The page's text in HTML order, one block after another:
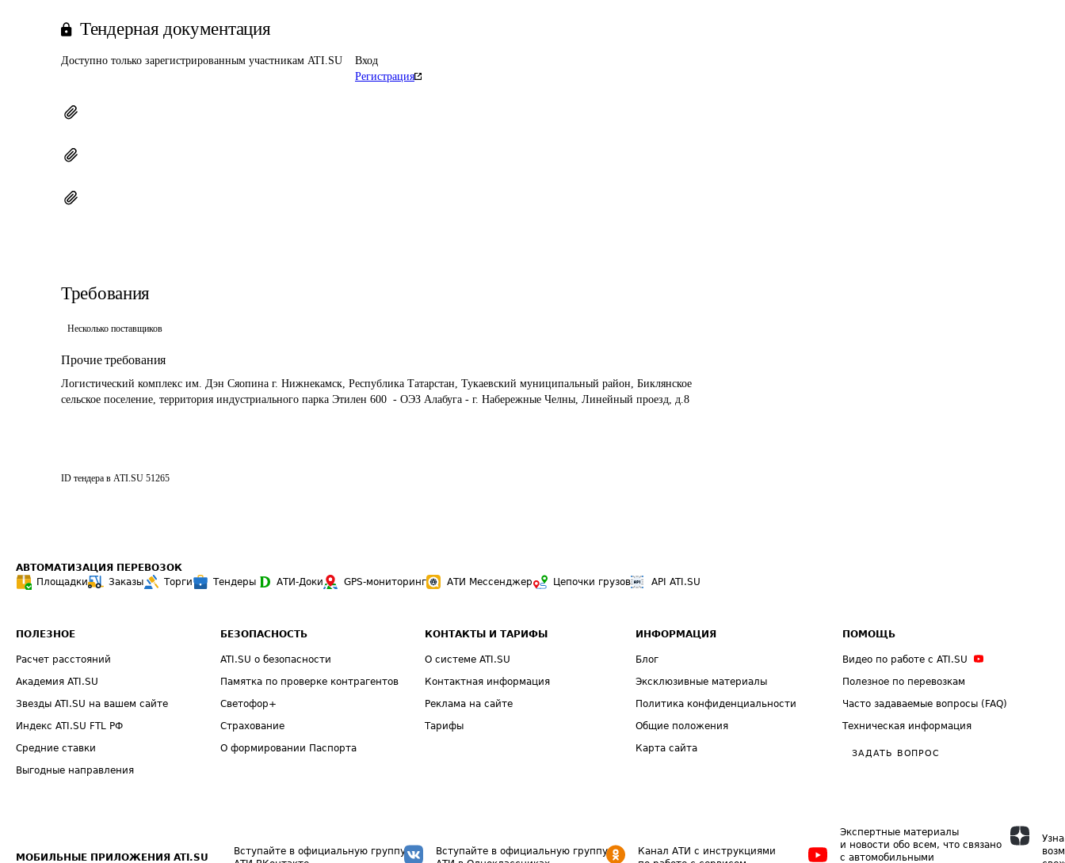
Тендерная документация
Доступно только зарегистрированным участникам ATI.SU
Вход
Регистрация
Требования
Несколько поставщиков
Прочие требования
Логистический комплекс им. Дэн Сяопина г. Нижнекамск, Республика Татарстан, Тукаевский муниципальный район, Биклянское
сельское поселение, территория индустриального парка Этилен 600  - ОЭЗ Алабуга - г. Набережные Челны, Линейный проезд, д.8
ID тендера в ATI.SU 51265
АВТОМАТИЗАЦИЯ ПЕРЕВОЗОК
Площадки
Заказы Торги Тендеры АТИ-Доки GPS-мониторинг АТИ Мессенджер Цепочки грузов API ATI.SU
ПОЛЕЗНОЕ
Расчет расстояний
Академия ATI.SU
Звезды ATI.SU на вашем сайте
Индекс ATI.SU FTL РФ
Средние ставки
Выгодные направления
БЕЗОПАСНОСТЬ
ATI.SU о безопасности
Памятка по проверке контрагентов
Светофор+
Страхование
О формировании Паспорта
КОНТАКТЫ И ТАРИФЫ
О системе ATI.SU
Контактная информация
Реклама на сайте
Тарифы
ИНФОРМАЦИЯ
Блог
Эксклюзивные материалы
Политика конфиденциальности
Общие положения
Карта сайта
ПОМОЩЬ
Видео по работе с ATI.SU
Полезное по перевозкам
Часто задаваемые вопросы (FAQ)
Техническая информация
ЗАДАТЬ ВОПРОС
МОБИЛЬНЫЕ ПРИЛОЖЕНИЯ ATI.SU
Вступайте в официальную группу
Вступайте в официальную группу
Канал АТИ с инструкциями
Экспертные материалы
и новости обо всем, что связано
с автомобильными